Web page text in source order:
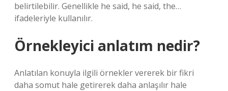
belirtilebilir. Genellikle he said, he said, the…
ifadeleriyle kullanılır.
Örnekleyici anlatım nedir?
Anlatılan konuyla ilgili örnekler vererek bir fikri
daha somut hale getirerek daha anlaşılır hale